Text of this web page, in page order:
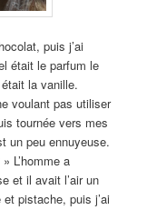
puis j’ai
était le parfum le
la vanille.
voulant pas utiliser
tournée vers mes
un peu ennuyeuse.
L’homme a
et il avait l’air un
pistache, puis j’ai